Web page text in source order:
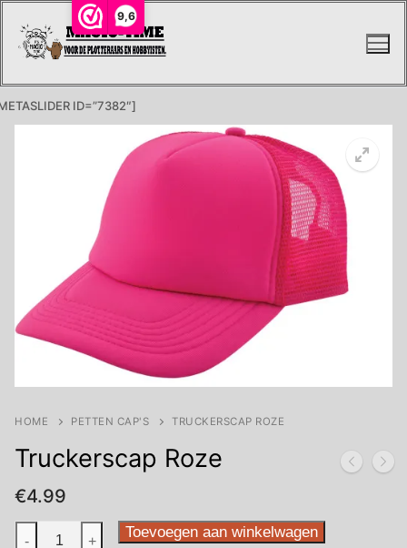
9,6
naar
ID=”7382″]
HOME PETTEN CAP'S TRUCKERSCAP ROZE
Truckerscap Roze
€4.99
Truckerscap
- + Toevoegen aan winkelwagen